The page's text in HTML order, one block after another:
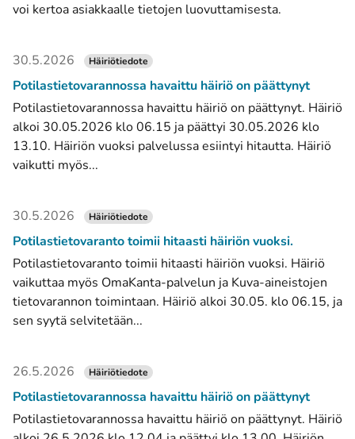
voi kertoa asiakkaalle tietojen luovuttamisesta.
30.5.2026 Häiriötiedote
Potilastietovarannossa havaittu häiriö on päättynyt
Potilastietovarannossa havaittu häiriö on päättynyt. Häiriö
alkoi 30.05.2026 klo 06.15 ja päättyi 30.05.2026 klo
13.10. Häiriön vuoksi palvelussa esiintyi hitautta. Häiriö
vaikutti myös...
30.5.2026 Häiriötiedote
Potilastietovaranto toimii hitaasti häiriön vuoksi.
Potilastietovaranto toimii hitaasti häiriön vuoksi. Häiriö
vaikuttaa myös OmaKanta-palvelun ja Kuva-aineistojen
tietovarannon toimintaan. Häiriö alkoi 30.05. klo 06.15, ja
sen syytä selvitetään...
26.5.2026 Häiriötiedote
Potilastietovarannossa havaittu häiriö on päättynyt
Potilastietovarannossa havaittu häiriö on päättynyt. Häiriö